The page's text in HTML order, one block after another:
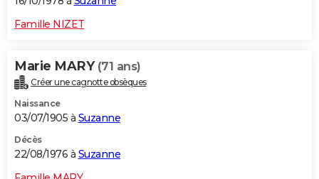
Famille NIZET
Marie MARY (71 ans)
Créer une cagnotte obsèques
Naissance
03/07/1905 à Suzanne
Décès
22/08/1976 à Suzanne